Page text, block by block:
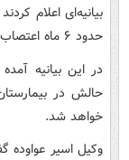
بیانیه‌ای اعلام
حدود ۶ ماه اعتصاب غذا به حالت تعلیق درآورده است.
در این بیانیه
حالش در
خواهد شد.
وکیل اسیر